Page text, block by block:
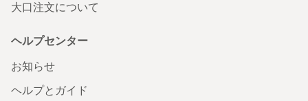
大口注文について
ヘルプセンター
お知らせ
ヘルプとガイド